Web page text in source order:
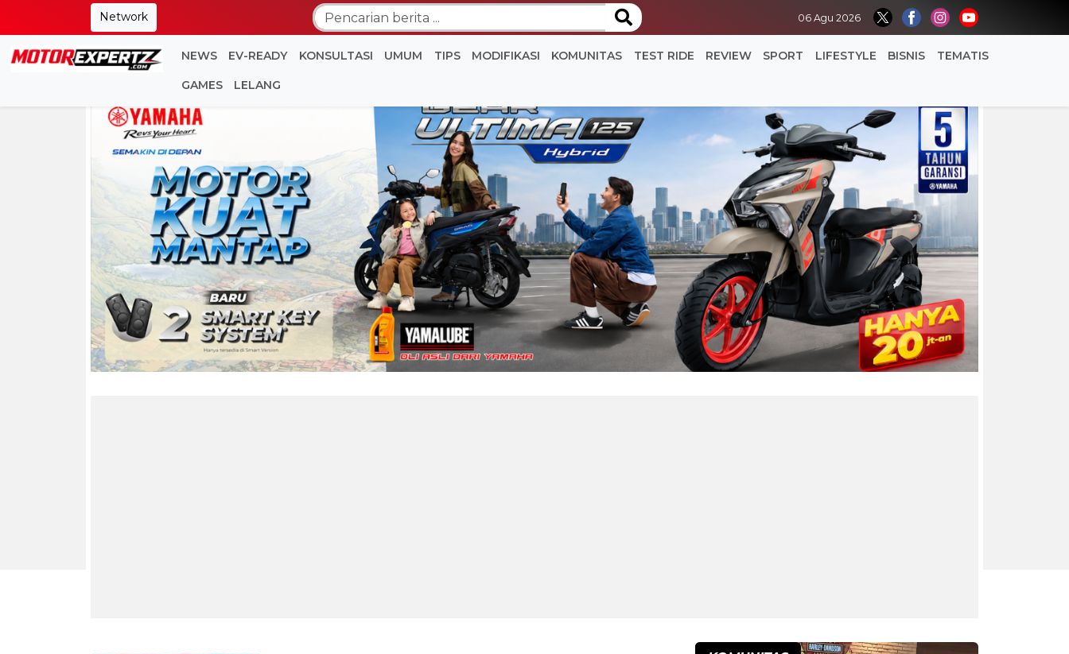
Network 06 Agu 2026
NEWS EV-READY KONSULTASI UMUM TIPS MODIFIKASI KOMUNITAS TEST RIDE REVIEW SPORT LIFESTYLE BISNIS TEMATIS
GAMES LELANG